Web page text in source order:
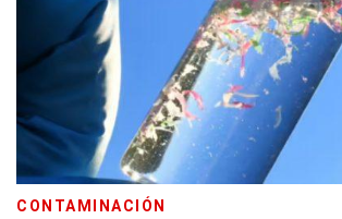
CONTAMINACIÓN